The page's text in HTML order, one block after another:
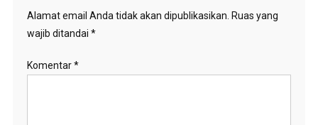
Alamat email Anda tidak akan dipublikasikan. Ruas yang
wajib ditandai *
Komentar*